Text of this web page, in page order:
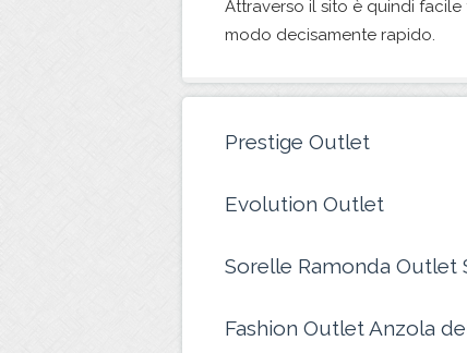
Attraverso il sito è quindi
modo decisamente rapido.
Prestige Outlet
Evolution Outlet
Sorelle Ramonda Outlet
Fashion Outlet Anzola